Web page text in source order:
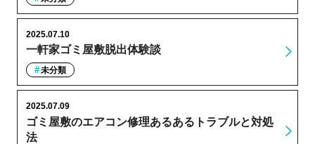
一軒家ゴミ屋敷脱出体験談
2025.07.10
未分類
ゴミ屋敷のエアコン修理あるあるトラブルと対処
法
2025.07.09